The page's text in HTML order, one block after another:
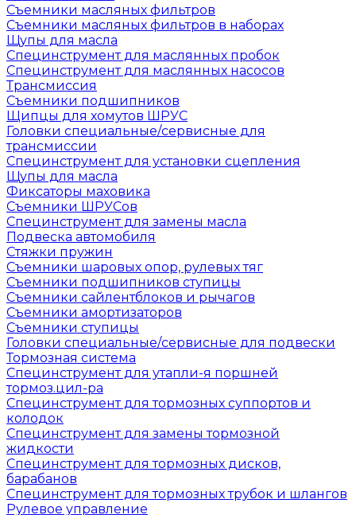
Съемники масляных фильтров
Съемники масляных фильтров в наборах
Щупы для масла
Специнструмент для маслянных пробок
Специнструмент для маслянных насосов
Трансмиссия
Съемники подшипников
Щипцы для хомутов ШРУС
Головки специальные/сервисные для
трансмиссии
Специнструмент для установки сцепления
Щупы для масла
Фиксаторы маховика
Съемники ШРУСов
Специнструмент для замены масла
Подвеска автомобиля
Стяжки пружин
Съемники шаровых опор, рулевых тяг
Съемники подшипников ступицы
Съемники сайлентблоков и рычагов
Съемники амортизаторов
Съемники ступицы
Головки специальные/сервисные для подвески
Тормозная система
Специнструмент для утапли-я поршней
тормоз.цил-ра
Специнструмент для тормозных суппортов и
колодок
Специнструмент для замены тормозной
жидкости
Специнструмент для тормозных дисков,
барабанов
Специнструмент для тормозных трубок и шлангов
Рулевое управление